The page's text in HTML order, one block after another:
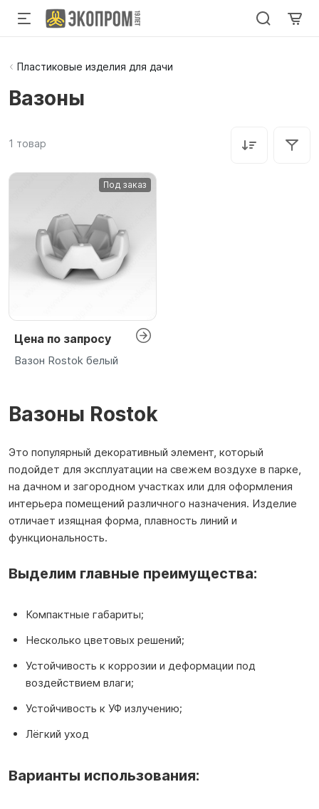
Пластиковые изделия для дачи
Вазоны
1 товар
Под заказ
Цена по запросу
Вазон Rostok белый
Вазоны Rostok
Это популярный декоративный элемент, который
подойдет для эксплуатации на свежем воздухе в парке,
на дачном и загородном участках или для оформления
интерьера помещений различного назначения. Изделие
отличает изящная форма, плавность линий и
функциональность.
Выделим главные преимущества:
Компактные габариты;
Несколько цветовых решений;
Устойчивость к коррозии и деформации под
воздействием влаги;
Устойчивость к УФ излучению;
Лёгкий уход
Варианты использования: